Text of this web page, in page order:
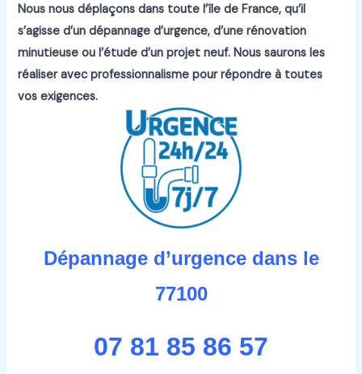
Nous nous déplaçons dans toute l’île de France, qu’il
s’agisse d’un dépannage d’urgence, d’une rénovation
minutieuse ou l’étude d’un projet neuf.Nous saurons les
réaliser avec professionnalisme pour répondre à toutes
vos exigences.
Dépannage d’urgence dans le
77100
07 81 85 86 57